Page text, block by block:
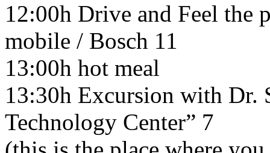
12:00h Drive and Feel the
mobile / Bosch 11
13:00h hot meal
13:30h Excursion with Dr.
Technology Center” 7